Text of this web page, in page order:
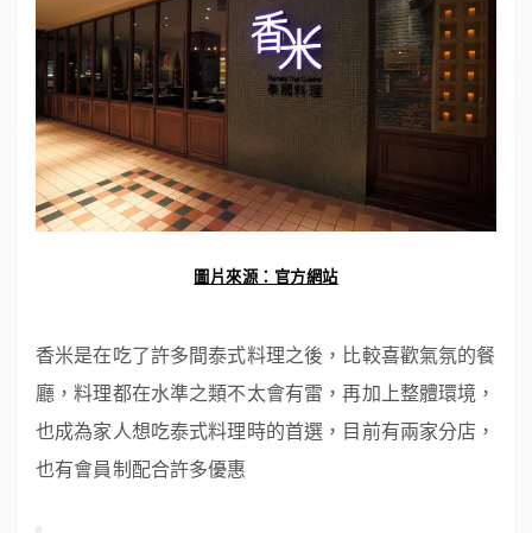
圖片來源：官方網站
香米是在吃了許多間泰式料理之後，比較喜歡氣氛的餐
廳，料理都在水準之類不太會有雷，再加上整體環境，
也成為家人想吃泰式料理時的首選，目前有兩家分店，
也有會員制配合許多優惠